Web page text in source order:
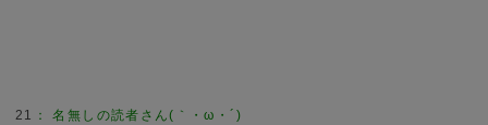
21 ：名無しの読者さん(｀・ω・´)